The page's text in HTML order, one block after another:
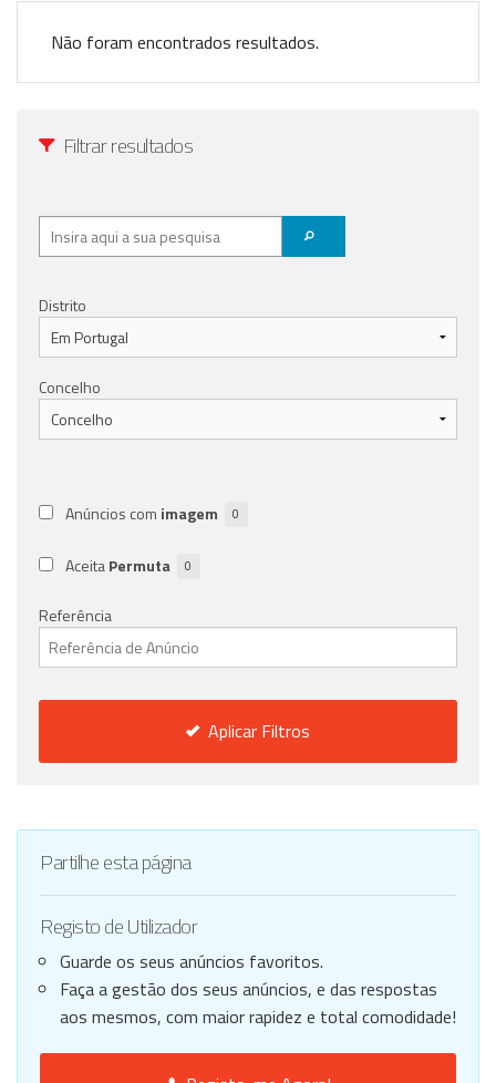
Não foram encontrados resultados.
Filtrar resultados
Distrito
Concelho
Anúncios com imagem 0
AceitaPermuta 0
Referência
Aplicar Filtros
Partilhe esta página
Registo de Utilizador
Guarde os seus anúncios favoritos.
Faça a gestão dos seus anúncios, e das respostas
aos mesmos, com maior rapidez e total comodidade!